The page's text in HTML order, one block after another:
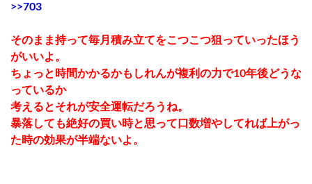
>>703
そのまま持って毎月積み立てをこつこつ狙っていったほう
がいいよ。
ちょっと時間かかるかもしれんが複利の力で10年後どうな
っているか
考えるとそれが安全運転だろうね。
暴落しても絶好の買い時と思って口数増やしてれば上がっ
た時の効果が半端ないよ。